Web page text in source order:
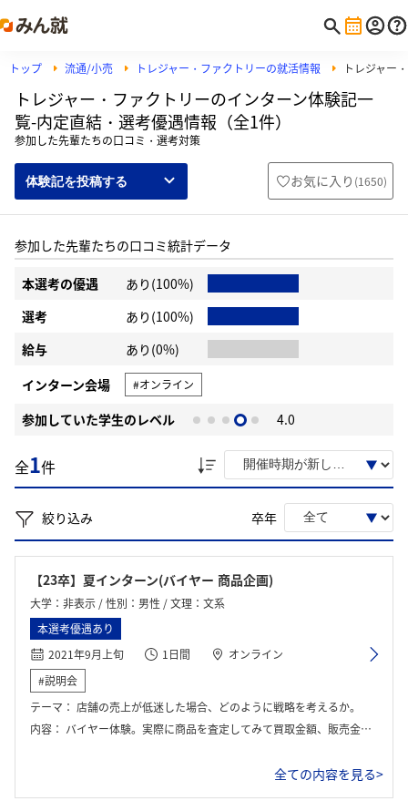
トップ 流通/小売 トレジャー・ファクトリーの就活情報 トレジャー
トレジャー・ファクトリーのインターン体験記一
覧-内定直結・選考優遇情報（全1件）
参加した先輩たちの口コミ・選考対策
体験記を投稿する お気に入り (1650)
参加した先輩たちの口コミ統計データ
本選考の優遇
あり(100%)
選考
あり(100%)
給与
あり(0%)
インターン会場
#オンライン
参加していた学生のレベル 4.0
全1件
絞り込み 卒年
【23卒】夏インターン(バイヤー 商品企画)
大学：非表示 / 性別：男性 / 文理：文系
本選考優遇あり
2021年9月上旬
1日間
オンライン
#説明会
テーマ： 店舗の売上が低迷した場合、どのように戦略を考えるか。
内容： バイヤー体験。実際に商品を査定してみて買取金額、販売金額を考える。
全ての内容を見る>